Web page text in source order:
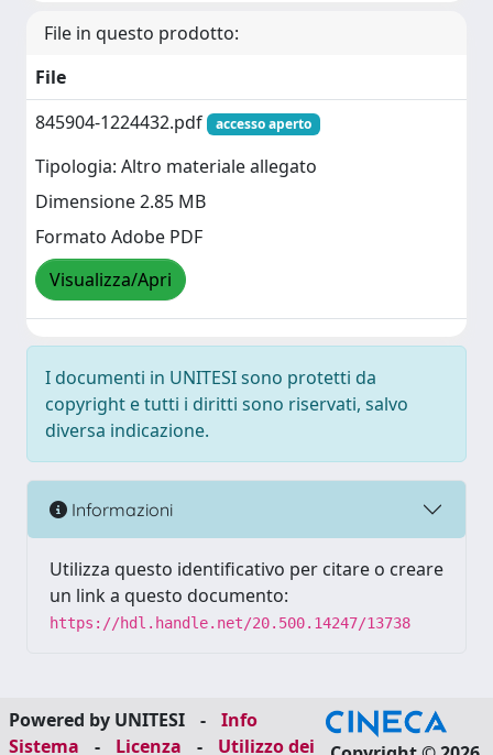
File in questo prodotto:
File
845904-1224432.pdf
accesso aperto
Tipologia: Altro materiale allegato
Dimensione 2.85 MB
Formato Adobe PDF
Visualizza/Apri
I documenti in UNITESI sono protetti da
copyright e tutti i diritti sono riservati, salvo
diversa indicazione.
Informazioni
Utilizza questo identificativo per citare o creare
un link a questo documento:
https://hdl.handle.net/20.500.14247/13738
Powered by UNITESI -
Info
Sistema
- Licenza - Utilizzo dei